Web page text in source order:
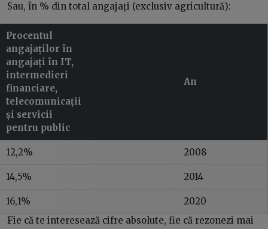
Sau, în % din total angajați (exclusiv agricultură):
Procentul
angajaților în
angajați în IT,
intermedieri
financiare,
telecomunicații
și servicii
pentru public
An
12,2% 2008
14,5% 2014
16,1%
2020
Fie că te interesează cifre absolute, fie că rezonezi mai